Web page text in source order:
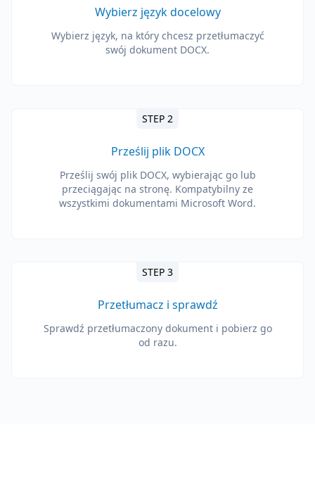
Wybierz język docelowy
Wybierz język, na który chcesz przetłumaczyć
swój dokument DOCX.
STEP 2
Prześlij plik DOCX
Prześlij swój plik DOCX, wybierając go lub
przeciągając na stronę. Kompatybilny ze
wszystkimi dokumentami Microsoft Word.
STEP 3
Przetłumacz i sprawdź
Sprawdź przetłumaczony dokument i pobierz go
od razu.